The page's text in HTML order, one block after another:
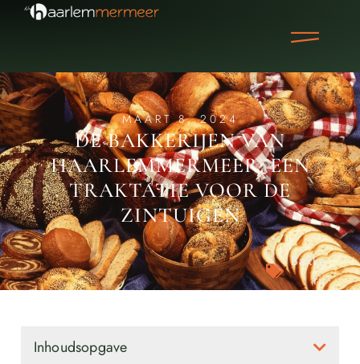
MAART 8, 2024
DE BAKKERIJEN VAN
HAARLEMMERMEER: EEN
TRAKTATIE VOOR DE
ZINTUIGEN
Bakke
rij
Inhoudsopgave